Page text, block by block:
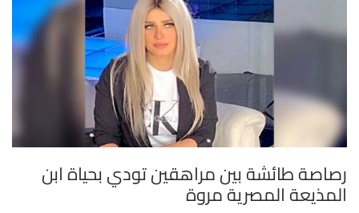
رصاصة طائشة بين مراهقين تودي بحياة ابن
المذيعة المصرية مروة